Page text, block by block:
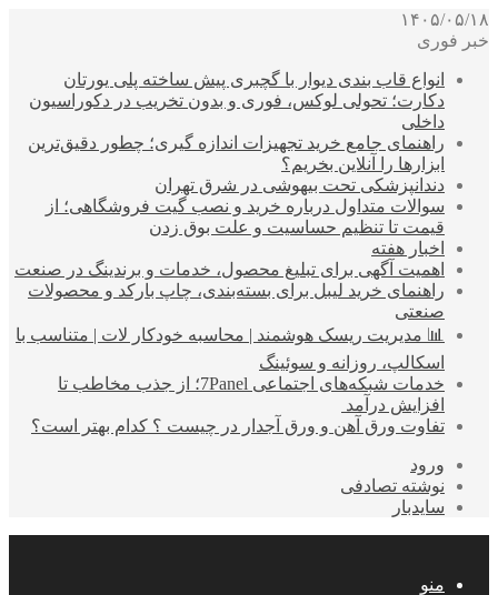
۱۴۰۵/۰۵/۱۸
خبر فوری
انواع قاب بندی دیوار با گچبری پیش ساخته پلی یورتان
دکارت؛ تحولی لوکس، فوری و بدون تخریب در دکوراسیون
داخلی
راهنمای جامع خرید تجهیزات اندازه گیری؛ چطور دقیق‌ترین
ابزارها را آنلاین بخریم؟
دندانپزشکی تحت بیهوشی در شرق تهران
سوالات متداول درباره خرید و نصب گیت فروشگاهی؛ از
قیمت تا تنظیم حساسیت و علت بوق زدن
اخبار هفته
اهمیت آگهی برای تبلیغ محصول، خدمات و برندینگ در صنعت
راهنمای خرید لیبل برای بسته‌بندی، چاپ بارکد و محصولات
صنعتی
📊 مدیریت ریسک هوشمند | محاسبه خودکار لات | متناسب با
اسکالپ، روزانه و سوئینگ
خدمات شبکه‌های اجتماعی 7Panel؛ از جذب مخاطب تا
افزایش درآمد
تفاوت ورق آهن و ورق آجدار در چیست ؟ کدام بهتر است؟
ورود
نوشته تصادفی
سایدبار
منو